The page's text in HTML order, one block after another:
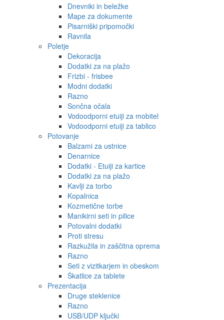
Dnevniki in beležke
Mape za dokumente
Pisarniški pripomočki
Ravnila
Poletje
Dekoracija
Dodatki za na plažo
Frizbi - frisbee
Modni dodatki
Razno
Sončna očala
Vodoodporni etuiji za mobitel
Vodoodporni etuiji za tablico
Potovanje
Balzami za ustnice
Denarnice
Dodatki - Etuiji za kartice
Dodatki za na plažo
Kavlji za torbo
Kopalnica
Kozmetične torbe
Manikirni seti in pilice
Potovalni dodatki
Proti stresu
Razkužila in zaščitna oprema
Razno
Seti z vizitkarjem in obeskom
Škatlice za tablete
Prezentacija
Druge steklenice
Razno
USB/UDP ključki